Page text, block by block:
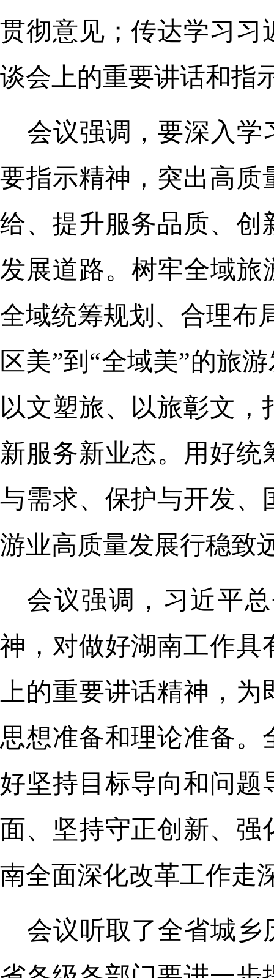
贯彻意见；传达学习习
谈会上的重要讲话和指
会议强调，要深入学
要指示精神，突出高质
给、提升服务品质、创
发展道路。树牢全域旅
全域统筹规划、合理布
区美”到“全域美”的旅
以文塑旅、以旅彰文
新服务新业态。用好
与需求、保护与开发、
游业高质量发展行稳致
会议强调，习近平
神，对做好湖南工作具
上的重要讲话精神，
思想准备和理论准备
好坚持目标导向和问
面、坚持守正创新、强
南全面深化改革工作走
会议听取了全省城乡